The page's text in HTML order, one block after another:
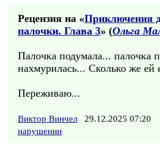
Рецензия на «Приключения
палочки. Глава 3» (Ольга
Палочка подумала... палочка
нахмурилась... Сколько же ей
Переживаю...
Виктор Винчел 29.12.2025 07:20
нарушении